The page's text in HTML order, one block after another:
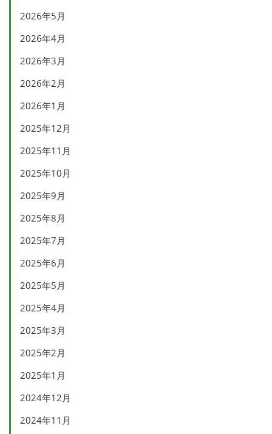
2026年5月
2026年4月
2026年3月
2026年2月
2026年1月
2025年12月
2025年11月
2025年10月
2025年9月
2025年8月
2025年7月
2025年6月
2025年5月
2025年4月
2025年3月
2025年2月
2025年1月
2024年12月
2024年11月